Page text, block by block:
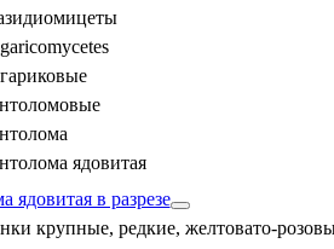
ядовитая
крупные, редкие, желтовато-